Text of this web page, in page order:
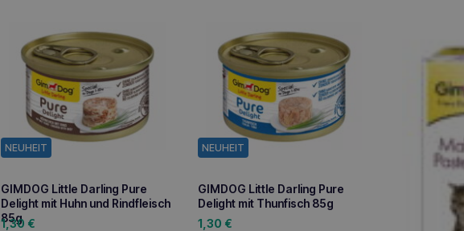
NEUHEIT
GIMDOG Little Darling Pure
Delight mit Huhn und Rindfleisch
85g
1,30 €
NEUHEIT
GIMDOG Little Darling Pure
Delight mit Thunfisch 85g
1,30 €